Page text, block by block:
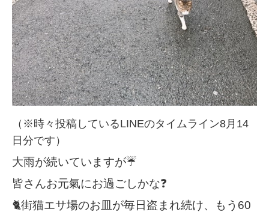
（※時々投稿しているLINEのタ イムライン8月14
日分です）
大雨が続いていますが☔️
皆さんお元氣にお過ごしかな❓
🐈街猫エサ場のお皿が毎日盗まれ続け、もう60